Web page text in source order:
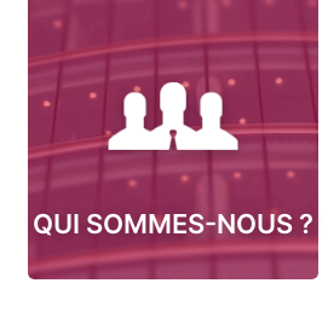
QUI SOMMES-NOUS ?